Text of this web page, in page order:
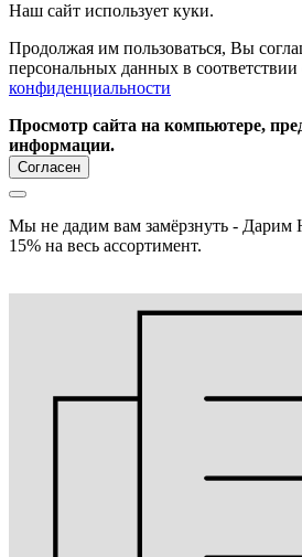
Наш сайт использует куки.
Продолжая им пользоваться, Вы
персональных данных в соответствии
конфиденциальности
Просмотр сайта на компьютере,
информации.
Согласен
Мы не дадим вам замёрзнуть - Дарим
15% на весь ассортимент.